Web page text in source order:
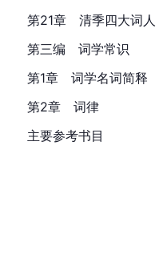
第21章　清季四大词人
第三编　词学常识
第1章　词学名词简释
第2章　词律
主要参考书目